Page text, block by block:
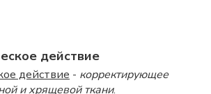
действие
действие - корректирующее
и хрящевой ткани.